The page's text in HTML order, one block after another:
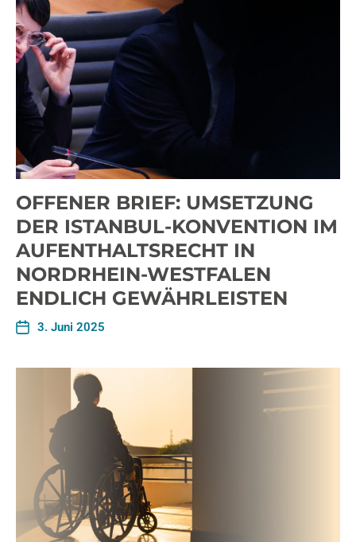
OFFENER BRIEF: UMSETZUNG
DER ISTANBUL-KONVENTION IM
AUFENTHALTSRECHT IN
NORDRHEIN-WESTFALEN
ENDLICH GEWÄHRLEISTEN
3. Juni 2025